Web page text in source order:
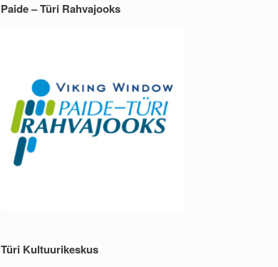
Paide – Türi Rahvajooks
Türi Kultuurikeskus